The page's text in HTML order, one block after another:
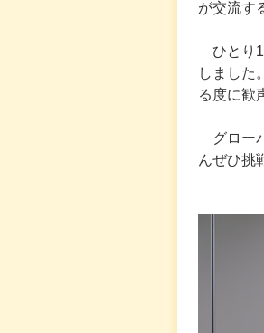
が交流す
ひとり1
しました
る度に歓
グロー
んぜひ挑